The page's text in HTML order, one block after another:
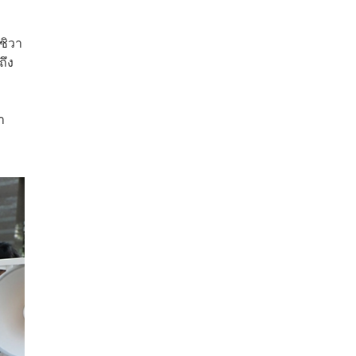
วา
ง